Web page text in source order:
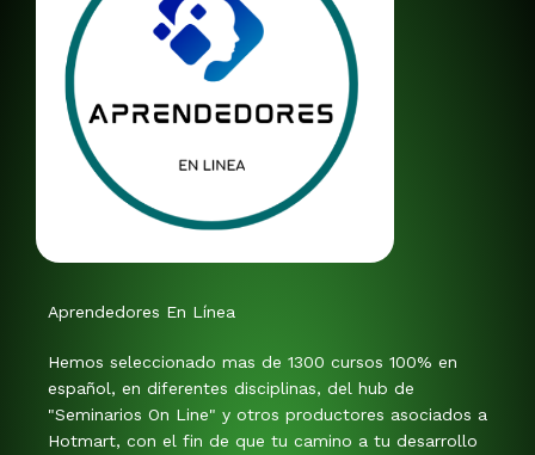
Aprendedores En Línea
Hemos seleccionado mas de 1300 cursos 100% en
español, en diferentes disciplinas, del hub de
"Seminarios On Line" y otros productores asociados a
Hotmart, con el fin de que tu camino a tu desarrollo